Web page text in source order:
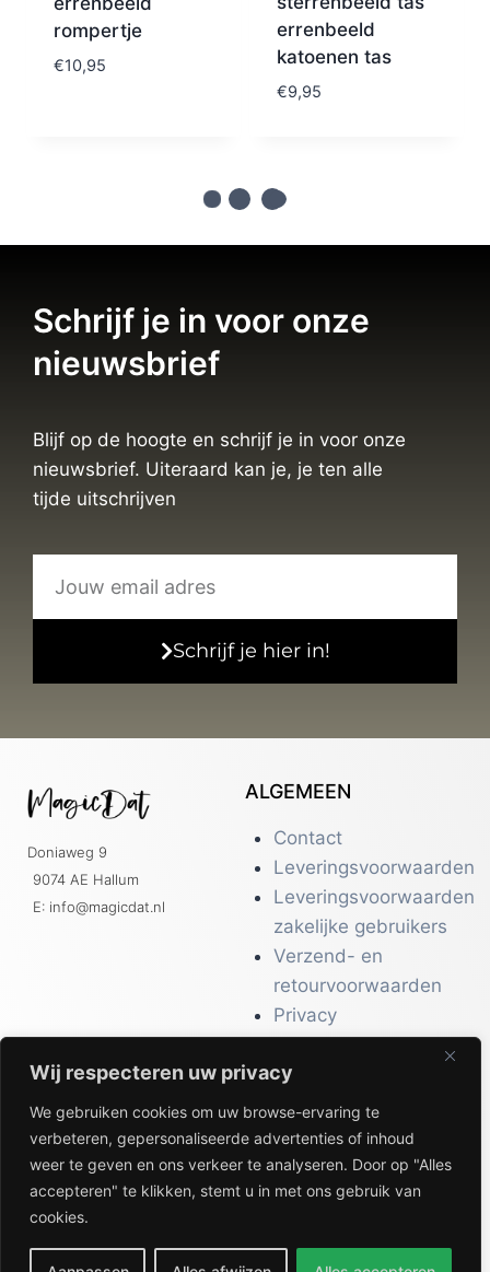
Wij respecteren uw privacy
We gebruiken cookies om uw browse-ervaring te
verbeteren, gepersonaliseerde advertenties of inhoud
weer te geven en ons verkeer te analyseren. Door op "Alles
accepteren" te klikken, stemt u in met ons gebruik van
cookies.
rompertje
€10,95
errenbeeld
katoenen tas
€9,95
tshirt 1
€ 19,95
tshirt 2
Schrijf je in voor onze
Blijf op de hoogte en schrijf je in voor onze
nieuwsbrief. Uiteraard kan je, je ten alle
tijde uitschrijven
Schrijf je hier in!
Doniaweg 9
ALGEMEEN
Contact